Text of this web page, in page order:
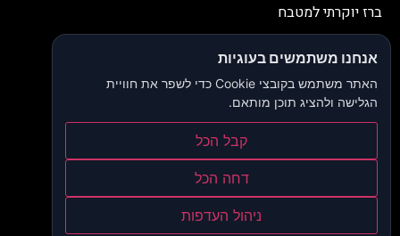
ברז יוקרתי למטבח
יצירת קשר
03-9335335
052-2653038
sbeiruty@gmail.com
אולם תצוגה:דרך האורנים 23, רינתיה
תקנון ותנאי שימוש
אנחנו משתמשים בעוגיות
האתר משתמש בקובצי Cookie כדי לשפר את חוויית
הגלישה ולהציג תוכן מותאם.
קבל הכל
דחה הכל
ניהול העדפות